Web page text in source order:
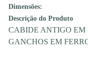
Dimensões:
Descrição do Produto
CABIDE ANTIGO EM
GANCHOS EM